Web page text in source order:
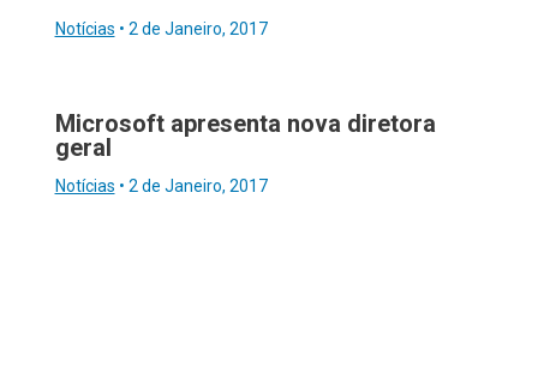
Notícias • 2 de Janeiro, 2017
Microsoft apresenta nova diretora
geral
Notícias • 2 de Janeiro, 2017